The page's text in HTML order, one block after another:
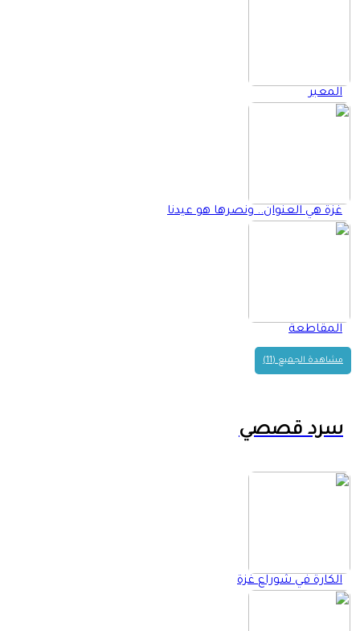
المعبر
غزة هي العنوان.. ونصرها هو عيدنا
المقاطعة
مشاهدة الجميع (11)
سرد قصصي
الكارة في شوراع غزة